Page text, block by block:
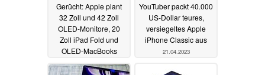
Gerücht: Apple plant
32 Zoll und 42 Zoll
OLED-Monitore, 20
Zoll iPad Fold und
OLED-MacBooks
24.04.2023
YouTuber packt 40.000
US-Dollar teures,
versiegeltes Apple
iPhone Classic aus
21.04.2023